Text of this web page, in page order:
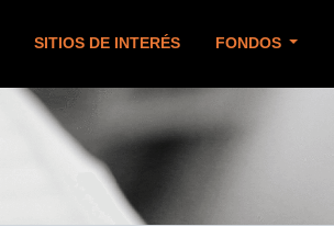
SITIOS DE INTERÉS FONDOS